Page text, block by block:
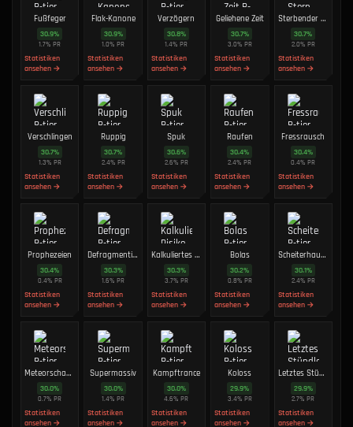
Fußfeger
30.9%
1.7%PR
Statistiken
ansehen →
Flak-Kanone
30.9%
1.0%PR
Statistiken
ansehen →
Verzögern
30.8%
1.4%PR
Statistiken
ansehen →
Geliehene Zeit
30.7%
3.0% PR
Statistiken
ansehen →
Sterbender Stern
30.7%
2.0% PR
Statistiken
ansehen →
Verschlingen
30.7%
1.3% PR
Statistiken
ansehen →
Ruppig
30.7%
2.4% PR
Statistiken
ansehen →
Spuk
30.6%
2.6% PR
Statistiken
ansehen →
Raufen
30.4%
2.4%PR
Statistiken
ansehen →
Fressrausch
30.4%
0.4%PR
Statistiken
ansehen →
Prophezeien
30.4%
0.4% PR
Statistiken
ansehen →
Defragmentieren
30.3%
1.6%PR
Statistiken
ansehen →
Kalkuliertes Risiko
30.3%
3.7% PR
Statistiken
ansehen →
Bolas
30.2%
0.8% PR
Statistiken
ansehen →
Scheiterhaufen
30.1%
2.4% PR
Statistiken
ansehen →
Meteorschauer
30.0%
0.7%PR
Statistiken
ansehen →
Supermassiv
30.0%
1.4%PR
Statistiken
ansehen →
Kampftrance
30.0%
4.6%PR
Statistiken
ansehen →
Koloss
29.9%
3.4% PR
Statistiken
ansehen →
Letztes Stündlein
29.9%
2.7%PR
Statistiken
ansehen →